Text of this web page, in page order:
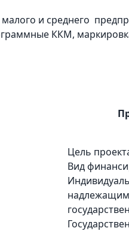
и среднего
ККМ,
Цель
Вид
надлежащим